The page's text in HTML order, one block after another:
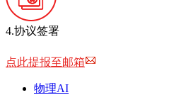
4.协议签署
点此提报至邮箱
物理AI